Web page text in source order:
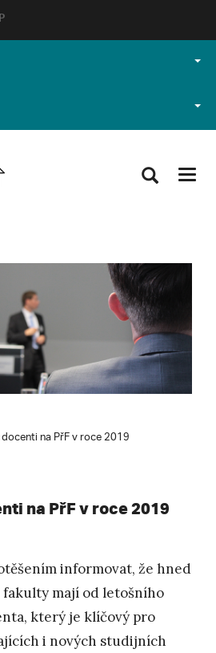
na PřF v roce 2019
na PřF v roce 2019
informovat, že hned
mají od letošního
který je klíčový pro
i nových studijních